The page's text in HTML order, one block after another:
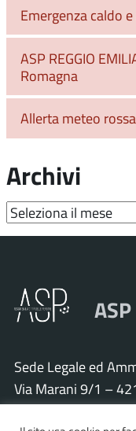
Emergenza caldo
ASP REGGIO
Romagna
Allerta meteo
Archivi
Archivi
Sede Legale ed
Via Marani 9/1 –
Tel. 0522 571011 –